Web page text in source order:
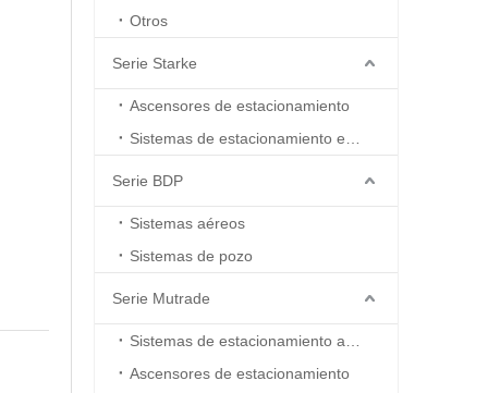
Otros
Serie Starke
Ascensores de estacionamiento
Serie BDP
Sistemas aéreos
Sistemas de pozo
Serie Mutrade
Ascensores de estacionamiento